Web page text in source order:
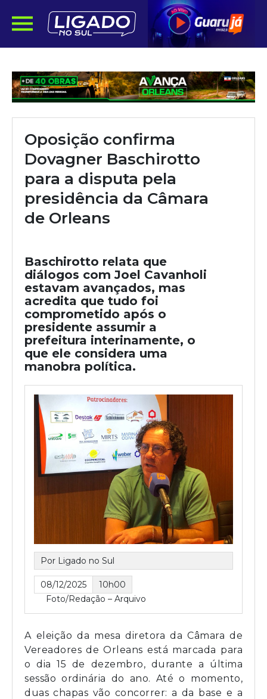
Oposição confirma
Dovagner Baschirotto
para a disputa pela
presidência da Câmara
de Orleans
Baschirotto relata que
diálogos com Joel Cavanholi
estavam avançados, mas
acredita que tudo foi
comprometido após o
presidente assumir a
prefeitura interinamente, o
que ele considera uma
manobra política.
Por Ligado no Sul
08/12/2025
10h00
Foto/Redação – Arquivo
A eleição da mesa diretora da Câmara de
Vereadores de Orleans está marcada para
o dia 15 de dezembro, durante a última
sessão ordinária do ano. Até o momento,
duas chapas vão concorrer: a da base e a